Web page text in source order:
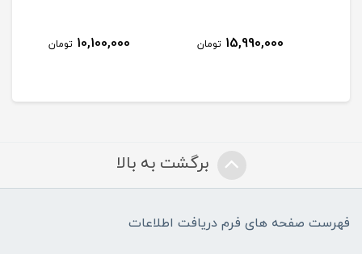
15,990,000 تومان 10,100,000 تومان
برگشت به بالا
فهرست صفحه های فرم دریافت اطلاعات